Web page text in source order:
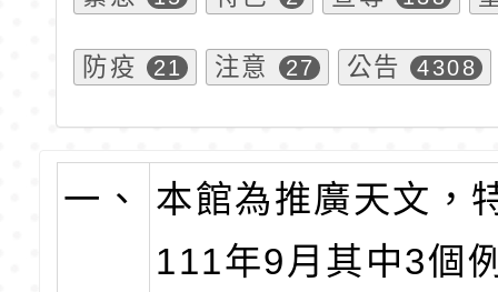
防疫 21 注意 27 公告 4308
一、
本館為推廣天文，
111年9月其中3個